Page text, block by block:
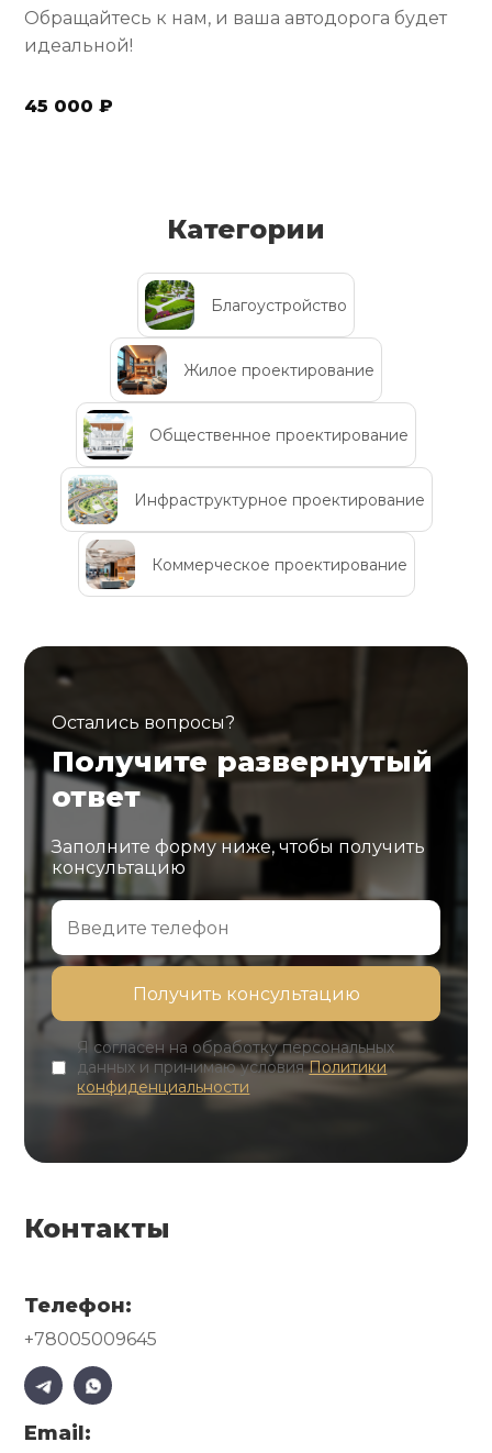
Обращайтесь к нам, и ваша автодорога будет
идеальной!
45 000 ₽
Категории
Благоустройство
Жилое проектирование
Общественное проектирование
Инфраструктурное проектирование
Коммерческое проектирование
Остались вопросы?
Получите развернутый
ответ
Заполните форму ниже, чтобы получить
консультацию
Я согласен на обработку персональных
данных и принимаю условияПолитики
конфиденциальности
Контакты
Телефон:
+78005009645
Email: